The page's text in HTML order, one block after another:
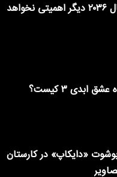
ایلان ماسک: پول در سال ۲۰۳۶ دیگر اهمیتی نخواهد
ابدی ۳ کیست؟
«دایکاپ» در کارستان